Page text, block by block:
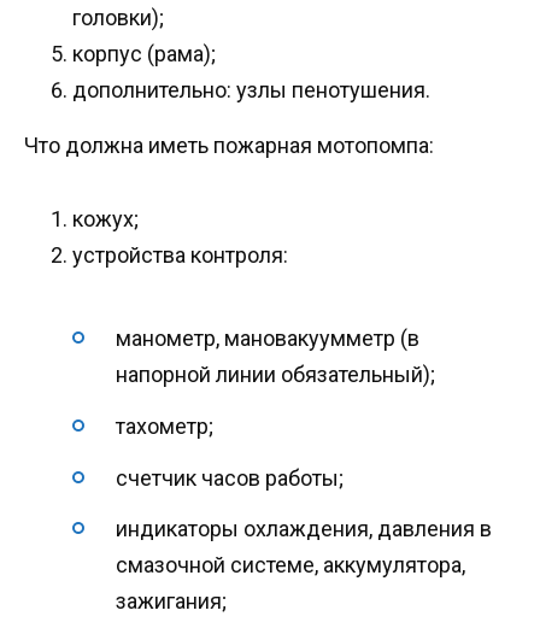
головки);
корпус (рама);
дополнительно: узлы пенотушения.
Что должна иметь пожарная мотопомпа:
кожух;
устройства контроля:
манометр, мановакуумметр (в
напорной линии обязательный);
тахометр;
счетчик часов работы;
индикаторы охлаждения, давления в
смазочной системе, аккумулятора,
зажигания;